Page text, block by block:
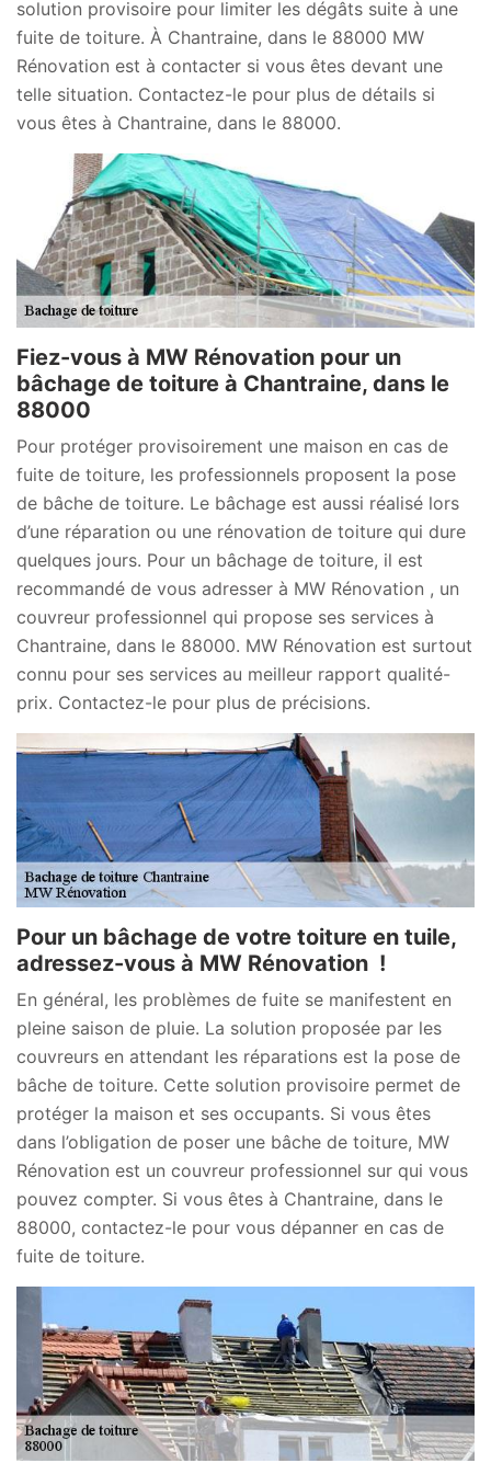
solution provisoire pour limiter les dégâts suite à une
fuite de toiture. À Chantraine, dans le 88000 MW
Rénovation est à contacter si vous êtes devant une
telle situation. Contactez-le pour plus de détails si
vous êtes à Chantraine, dans le 88000.
Fiez-vous à MW Rénovation pour un
bâchage de toiture à Chantraine, dans le
88000
Pour protéger provisoirement une maison en cas de
fuite de toiture, les professionnels proposent la pose
de bâche de toiture. Le bâchage est aussi réalisé lors
d’une réparation ou une rénovation de toiture qui dure
quelques jours. Pour un bâchage de toiture, il est
recommandé de vous adresser à MW Rénovation , un
couvreur professionnel qui propose ses services à
Chantraine, dans le 88000. MW Rénovation est surtout
connu pour ses services au meilleur rapport qualité-
prix. Contactez-le pour plus de précisions.
Pour un bâchage de votre toiture en tuile,
adressez-vous à MW Rénovation !
En général, les problèmes de fuite se manifestent en
pleine saison de pluie. La solution proposée par les
couvreurs en attendant les réparations est la pose de
bâche de toiture. Cette solution provisoire permet de
protéger la maison et ses occupants. Si vous êtes
dans l’obligation de poser une bâche de toiture, MW
Rénovation est un couvreur professionnel sur qui vous
pouvez compter. Si vous êtes à Chantraine, dans le
88000, contactez-le pour vous dépanner en cas de
fuite de toiture.